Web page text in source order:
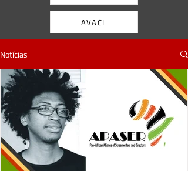
AVACI
Notícias